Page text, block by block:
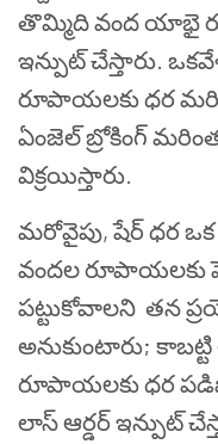
తొమ్మిది వంద యాభై
ఇన్పుట్ చేస్తారు.
రూపాయలకు ధర
ఏంజెల్ బ్రోకింగ్
విక్రయిస్తారు.
మరోవైపు, షేర్ ధర ఒక
వందల రూపాయలకు
పట్టుకోవాలని తన
అనుకుంటారు;
రూపాయలకు ధర
లాస్ ఆర్డర్ ఇన్పుట్